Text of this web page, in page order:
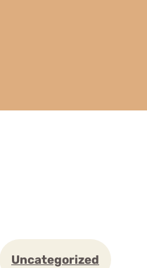
Uncategorized